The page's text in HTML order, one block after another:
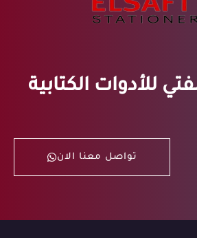
للأدوات الكتابية
تواصل معنا الان